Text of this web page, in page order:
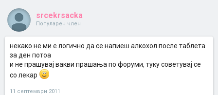
srcekrsacka
Популарен член
некако не ми е логично да се напиеш алкохол после таблета
за ден потоа
и не прашувај вакви прашања по форуми, туку советувај се
со лекар
11 септември 2011